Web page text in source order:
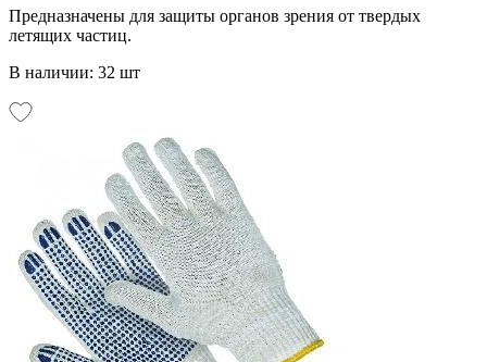
Предназначены для защиты органов зрения от твердых
летящих частиц.
В наличии: 32 шт